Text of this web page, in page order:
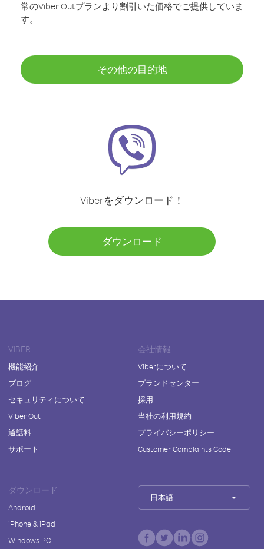
常のViber Outプランより割引いた価格でご提供していま
す。
その他の目的地
Viberをダウンロード！
ダウンロード
VIBER
機能紹介
ブログ
セキュリティについて
Viber Out
通話料
サポート
会社情報
Viberについて
ブランドセンター
採用
当社の利用規約
プライバシーポリシー
Customer Complaints Code
ダウンロード
Android
iPhone & iPad
Windows PC
日本語